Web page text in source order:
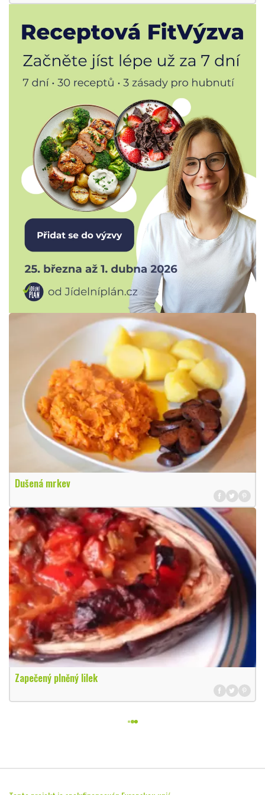
Dušená mrkev
Zapečený plněný lilek